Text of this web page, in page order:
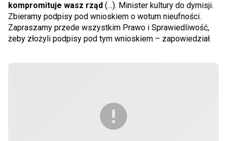
kompromituje wasz rząd (…). Minister kultury do dymisji.
Zbieramy podpisy pod wnioskiem o wotum nieufności.
Zapraszamy przede wszystkim Prawo i Sprawiedliwość,
żeby złożyli podpisy pod tym wnioskiem – zapowiedział.